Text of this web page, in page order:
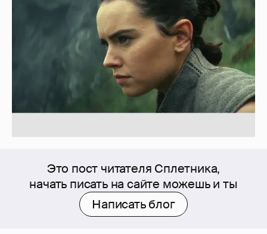
Это пост читателя Сплетника,
начать писать на сайте можешь и ты
Написать блог